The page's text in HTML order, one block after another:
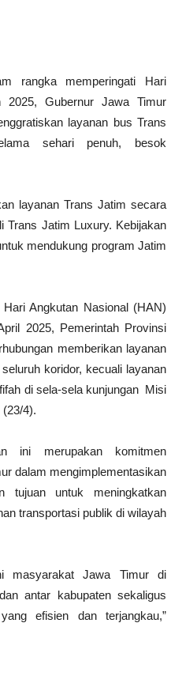
rangka memperingati Hari
Gubernur Jawa Timur
layanan bus Trans
sehari penuh, besok
layanan Trans Jatim secara
Trans Jatim Luxury. Kebijakan
mendukung program Jatim
Angkutan Nasional (HAN)
2025, Pemerintah Provinsi
memberikan layanan
koridor, kecuali layanan
di sela-sela kunjungan Misi
4).
ini merupakan komitmen
dalam mengimplementasikan
tujuan untuk meningkatkan
transportasi publik di wilayah
masyarakat Jawa Timur di
antar kabupaten sekaligus
efisien dan terjangkau,”